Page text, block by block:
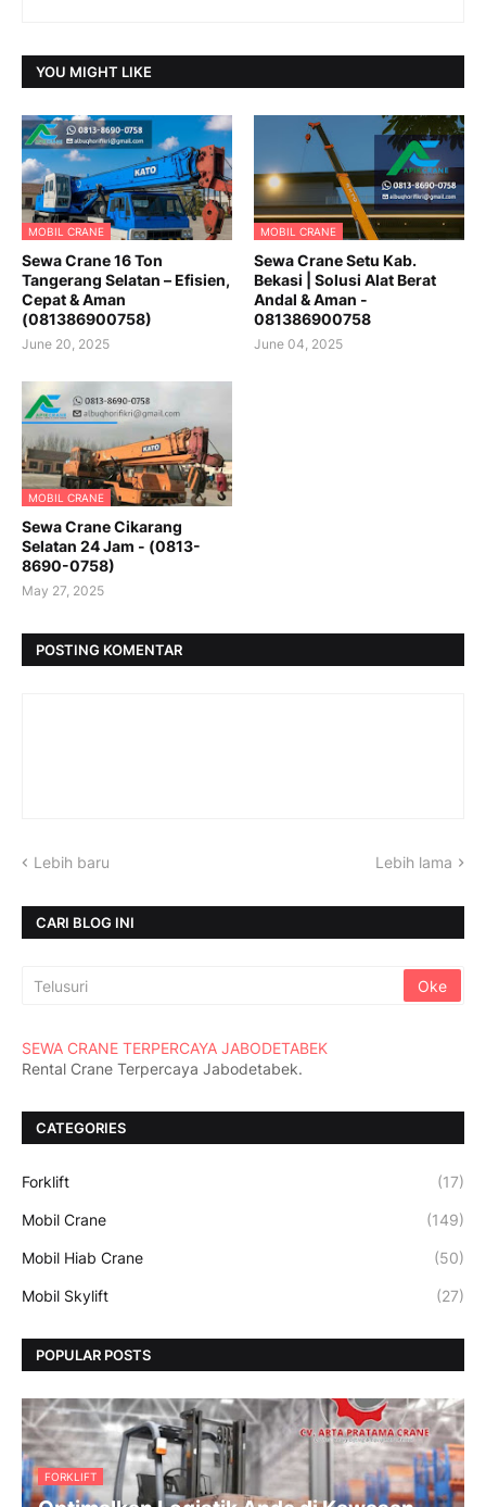
YOU MIGHT LIKE
MOBIL CRANE
Sewa Crane 16 Ton
Tangerang Selatan – Efisien,
Cepat & Aman
(081386900758)
June 20, 2025
MOBIL CRANE
Sewa Crane Setu Kab.
Bekasi | Solusi Alat Berat
Andal & Aman -
081386900758
June 04, 2025
MOBIL CRANE
Sewa Crane Cikarang
Selatan 24 Jam - (0813-
8690-0758)
May 27, 2025
POSTING KOMENTAR
Lebih baru Lebih lama
CARI BLOG INI
SEWA CRANE TERPERCAYA JABODETABEK
Rental Crane Terpercaya Jabodetabek.
CATEGORIES
Forklift (17)
Mobil Crane (149)
Mobil Hiab Crane (50)
Mobil Skylift (27)
POPULAR POSTS
FORKLIFT